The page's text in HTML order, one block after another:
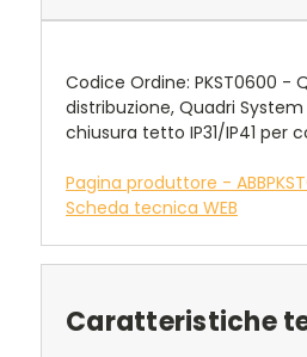
Codice Ordine: PKST0600 -
distribuzione, Quadri System
chiusura tetto IP31/IP41 per
Pagina produttore -
Scheda tecnica WEB
Caratteristiche